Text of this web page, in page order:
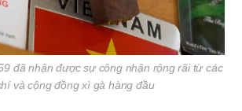
đã nhận được sự công nhận rộng rãi từ các
và cộng đồng xì gà hàng đầu